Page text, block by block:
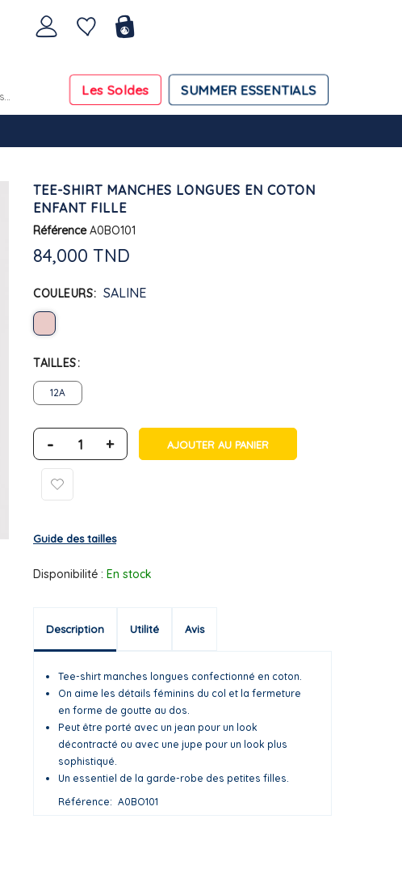
SUMMER ESSENTIALS
Les Soldes
TEE-SHIRT MANCHES LONGUES EN COTON
ENFANT FILLE
Référence A0BO101
84,000 TND
COULEURS SALINE
TAILLES
12A
- + AJOUTER AU PANIER
Guide des tailles
Disponibilité : En stock
Description Utilité Avis
Tee-shirt manches longues confectionné en coton.
On aime les détails féminins du col et la fermeture
en forme de goutte au dos.
Peut être porté avec un jean pour un look
décontracté ou avec une jupe pour un look plus
sophistiqué.
Un essentiel de la garde-robe des petites filles.
Référence
A0BO101